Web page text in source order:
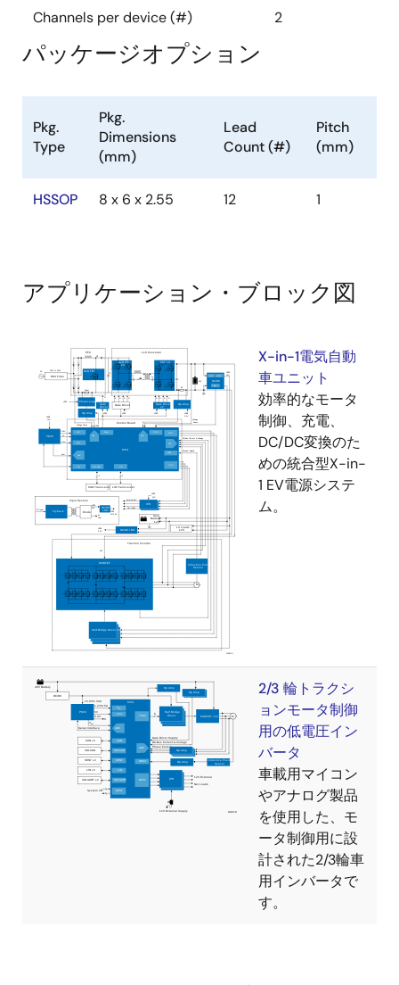
Channels per device (#) 2
パッケージオプション
Pkg.
Type
Pkg.
Dimensions
(mm)
Lead
Count (#)
Pitch
(mm)
HSSOP 8 x 6 x 2.55 12 1
アプリケーション・ブロック図
X-in-1電気自動
車ユニット
効率的なモータ
制御、充電、
DC/DC変換のた
めの統合型X-in-
1 EV電源システ
ム。
2/3 輪トラクシ
ョンモータ制御
用の低電圧イン
バータ
車載用マイコン
やアナログ製品
を使用した、モ
ータ制御用に設
計された2/3輪車
用インバータで
す。